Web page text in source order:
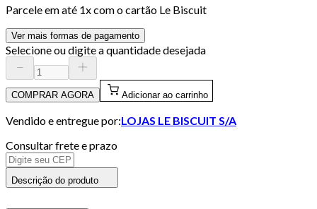
Parcele em até 1x com o cartão Le Biscuit
Ver mais formas de pagamento
Selecione ou digite a quantidade desejada
COMPRAR AGORA Adicionar ao carrinho
Vendido e entregue por:LOJAS LE BISCUIT S/A
Consultar frete e prazo
Descrição do produto